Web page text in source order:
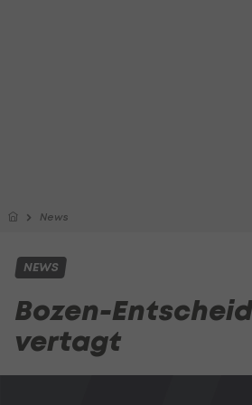
News
NEWS
Bozen-
vertagt